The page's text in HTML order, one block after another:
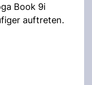
Book 9i
auftreten.